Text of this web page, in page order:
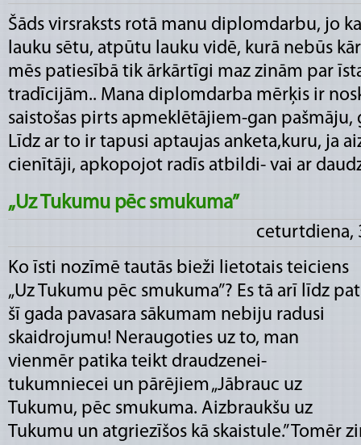
Šāds virsraksts rotā manu diplomdarbu, jo
lauku sētu, atpūtu lauku vidē, kurā nebūs
mēs patiesībā tik ārkārtīgi maz zinām par
tradīcijām.. Mana diplomdarba mērķis ir
saistošas pirts apmeklētājiem-gan pašmāju,
Līdz ar to ir tapusi aptaujas anketa,kuru, ja
cienītāji, apkopojot radīs atbildi- vai ar
„Uz Tukumu pēc smukuma”
ceturtdiena,
Ko īsti nozīmē tautās bieži lietotais teiciens
„Uz Tukumu pēc smukuma”? Es tā arī līdz pat
šī gada pavasara sākumam nebiju radusi
skaidrojumu! Neraugoties uz to, man
vienmēr patika teikt draudzenei-
tukumniecei un pārējiem „Jābrauc uz
Tukumu, pēc smukuma. Aizbraukšu uz
Tukumu un atgriezīšos kā skaistule.” Tomēr